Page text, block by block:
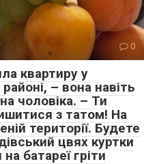
0
квартиру у
– вона навіть
чоловіка. – Ти
з татом! На
території. Будете
цвях куртки
на батареї гріти